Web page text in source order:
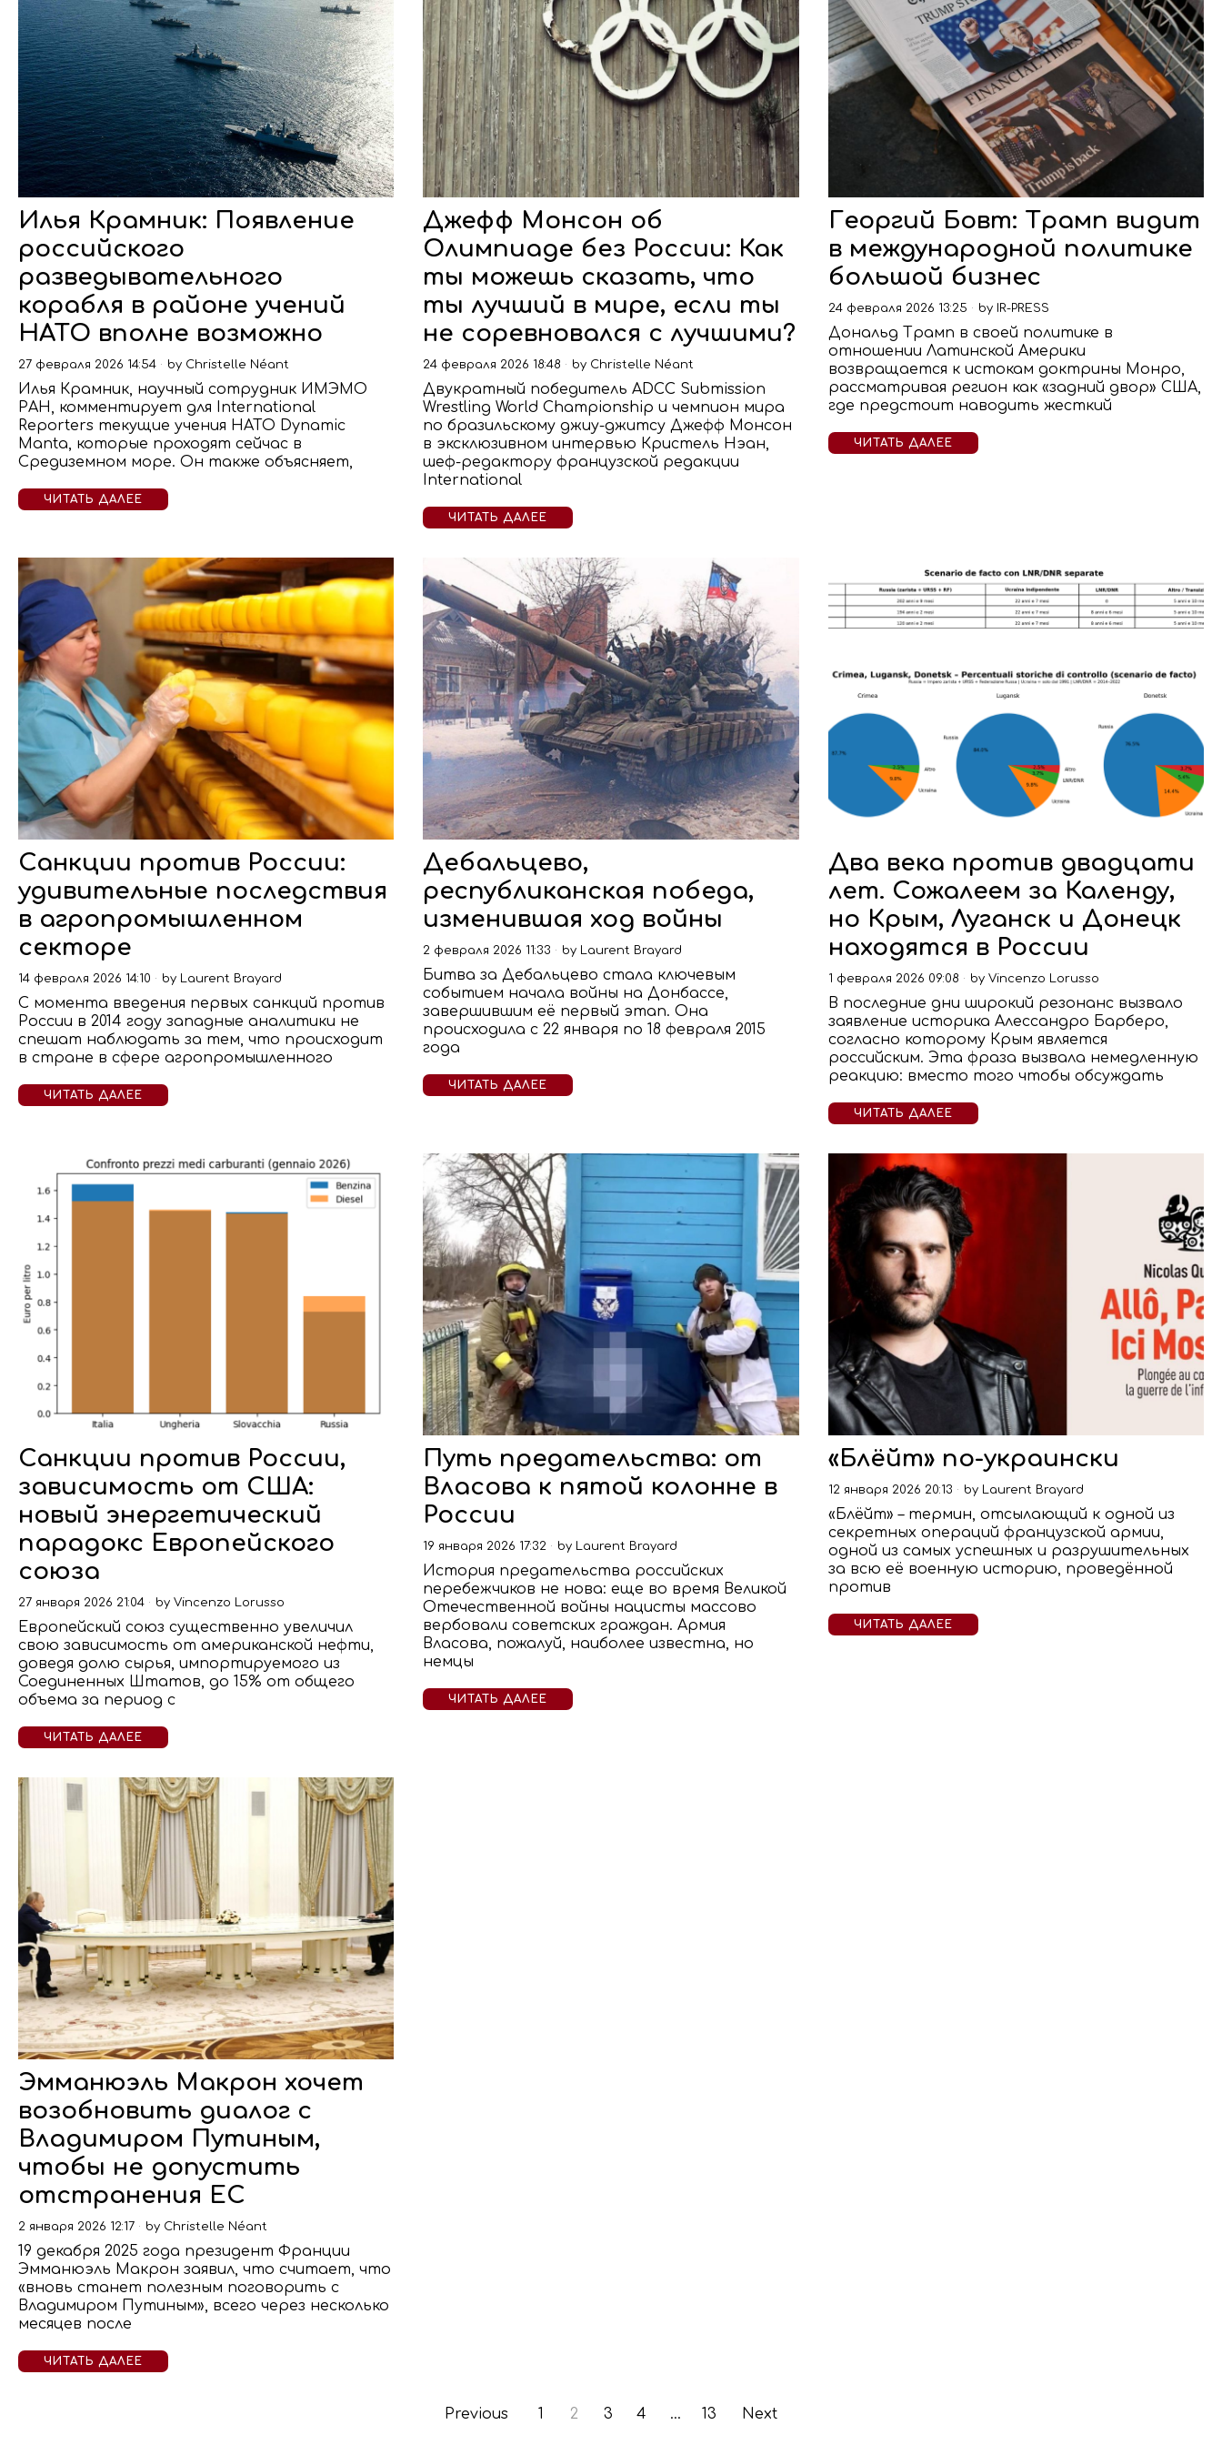
Илья Крамник: Появление
российского
разведывательного
корабля в районе учений
НАТО вполне возможно
27 февраля 2026 14:54 by Christelle Néant
Илья Крамник, научный сотрудник ИМЭМО
РАН, комментирует для International
Reporters текущие учения НАТО Dynamic
Manta, которые проходят сейчас в
Средиземном море. Он также объясняет,
ЧИТАТЬ ДАЛЕЕ
Джефф Монсон об
Олимпиаде без России: Как
ты можешь сказать, что
ты лучший в мире, если ты
не соревновался с лучшими?
24 февраля 2026 18:48 by Christelle Néant
Двукратный победитель ADCC Submission
Wrestling World Championship и чемпион мира
по бразильскому джиу-джитсу Джефф Монсон
в эксклюзивном интервью Кристель Нэан,
шеф-редактору французской редакции
International
ЧИТАТЬ ДАЛЕЕ
Георгий Бовт: Трамп видит
в международной политике
большой бизнес
24 февраля 2026 13:25 by IR-PRESS
Дональд Трамп в своей политике в
отношении Латинской Америки
возвращается к истокам доктрины Монро,
рассматривая регион как «задний двор» США,
где предстоит наводить жесткий
ЧИТАТЬ ДАЛЕЕ
Санкции против России:
удивительные последствия
в агропромышленном
секторе
14 февраля 2026 14:10 by Laurent Brayard
С момента введения первых санкций против
России в 2014 году западные аналитики не
спешат наблюдать за тем, что происходит
в стране в сфере агропромышленного
ЧИТАТЬ ДАЛЕЕ
Дебальцево,
республиканская победа,
изменившая ход войны
2 февраля 2026 11:33 by Laurent Brayard
Битва за Дебальцево стала ключевым
событием начала войны на Донбассе,
завершившим её первый этап. Она
происходила с 22 января по 18 февраля 2015
года
ЧИТАТЬ ДАЛЕЕ
Два века против двадцати
лет. Сожалеем за Календу,
но Крым, Луганск и Донецк
находятся в России
1 февраля 2026 09:08 by Vincenzo Lorusso
В последние дни широкий резонанс вызвало
заявление историка Алессандро Барберо,
согласно которому Крым является
российским. Эта фраза вызвала немедленную
реакцию: вместо того чтобы обсуждать
ЧИТАТЬ ДАЛЕЕ
Санкции против России,
зависимость от США:
новый энергетический
парадокс Европейского
союза
27 января 2026 21:04 byVincenzo Lorusso
Европейский союз существенно увеличил
свою зависимость от американской нефти,
доведя долю сырья, импортируемого из
Соединенных Штатов, до 15% от общего
объема за период с
ЧИТАТЬ ДАЛЕЕ
Путь предательства: от
Власова к пятой колонне в
России
19 января 2026 17:32 by Laurent Brayard
История предательства российских
перебежчиков не нова: еще во время Великой
Отечественной войны нацисты массово
вербовали советских граждан. Армия
Власова, пожалуй, наиболее известна, но
немцы
ЧИТАТЬ ДАЛЕЕ
«Блёйт» по-украински
12 января 2026 20:13 by Laurent Brayard
«Блёйт» – термин, отсылающий к одной из
секретных операций французской армии,
одной из самых успешных и разрушительных
за всю её военную историю, проведённой
против
ЧИТАТЬ ДАЛЕЕ
Эмманюэль Макрон хочет
возобновить диалог с
Владимиром Путиным,
чтобы не допустить
отстранения ЕС
2 января 2026 12:17 by Christelle Néant
19 декабря 2025 года президент Франции
Эмманюэль Макрон заявил, что считает, что
«вновь станет полезным поговорить с
Владимиром Путиным», всего через несколько
месяцев после
ЧИТАТЬ ДАЛЕЕ
Previous 1 2 3 4 … 13 Next